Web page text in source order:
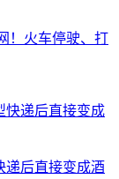
！火车停驶、打
递后直接变成酒